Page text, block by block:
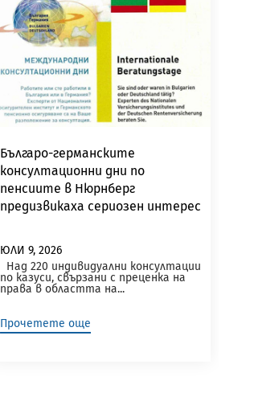
Българо-германските
консултационни дни по
пенсиите в Нюрнберг
предизвикаха сериозен интерес
ЮЛИ 9, 2026
Над 220 индивидуални консултации
по казуси, свързани с преценка на
права в областта на...
Прочетете още